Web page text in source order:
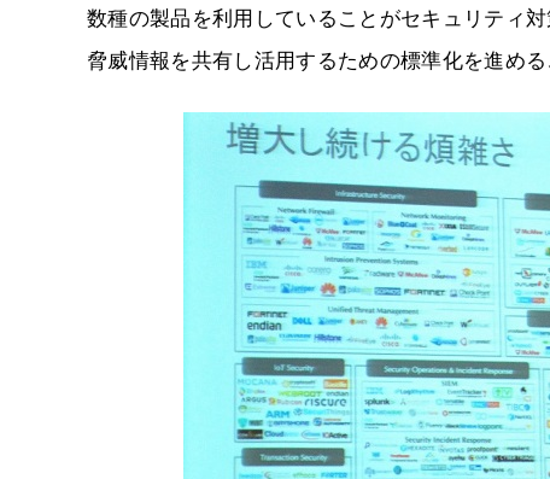
数種の製品を利用していることがセキュリティ
脅威情報を共有し活用するための標準化を進め